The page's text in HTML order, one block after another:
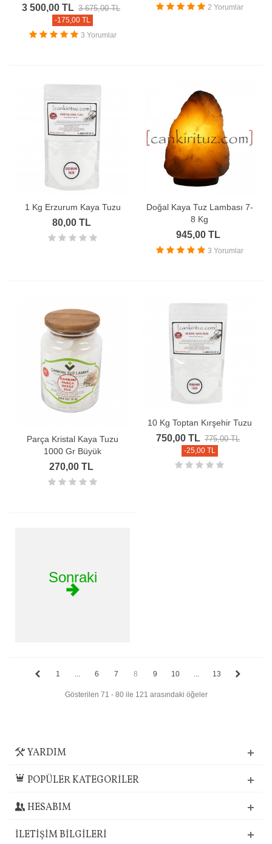
3 500,00 TL 3 675,00 TL
-175,00 TL
3 Yorumlar
2 Yorumlar
1 Kg Erzurum Kaya Tuzu
80,00 TL
Doğal Kaya Tuz Lambası 7-
8 Kg
945,00 TL
3 Yorumlar
Parça Kristal Kaya Tuzu
1000 Gr Büyük
270,00 TL
10 Kg Toptan Kırşehir Tuzu
750,00 TL 775,00 TL
-25,00 TL
Sonraki
1 ... 6 7 8 9 10 ... 13
Gösterilen 71 - 80 ile 121 arasındaki öğeler
YARDIM
POPÜLER KATEGORİLER
HESABIM
İLETIŞIM BILGILERI